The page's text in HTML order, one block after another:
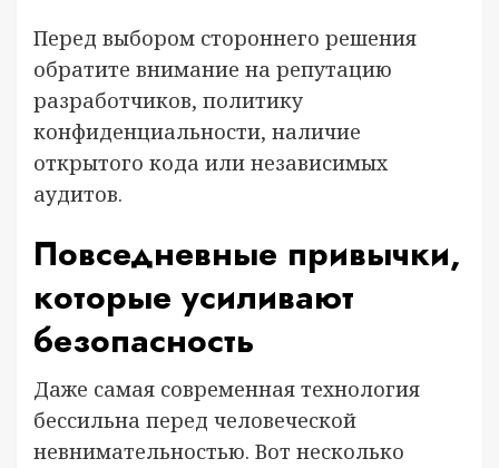
Перед выбором стороннего решения
обратите внимание на репутацию
разработчиков, политику
конфиденциальности, наличие
открытого кода или независимых
аудитов.
Повседневные привычки,
которые усиливают
безопасность
Даже самая современная технология
бессильна перед человеческой
невнимательностью. Вот несколько